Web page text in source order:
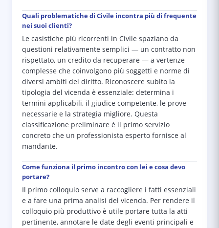
Quali problematiche di Civile incontra più di frequente
nei suoi clienti?
Le casistiche più ricorrenti in Civile spaziano da
questioni relativamente semplici — un contratto non
rispettato, un credito da recuperare — a vertenze
complesse che coinvolgono più soggetti e norme di
diversi ambiti del diritto. Riconoscere subito la
tipologia del vicenda è essenziale: determina i
termini applicabili, il giudice competente, le prove
necessarie e la strategia migliore. Questa
classificazione preliminare è il primo servizio
concreto che un professionista esperto fornisce al
mandante.
Come funziona il primo incontro con lei e cosa devo
portare?
Il primo colloquio serve a raccogliere i fatti essenziali
e a fare una prima analisi del vicenda. Per rendere il
colloquio più produttivo è utile portare tutta la atti
pertinente, annotare le date degli eventi principali e